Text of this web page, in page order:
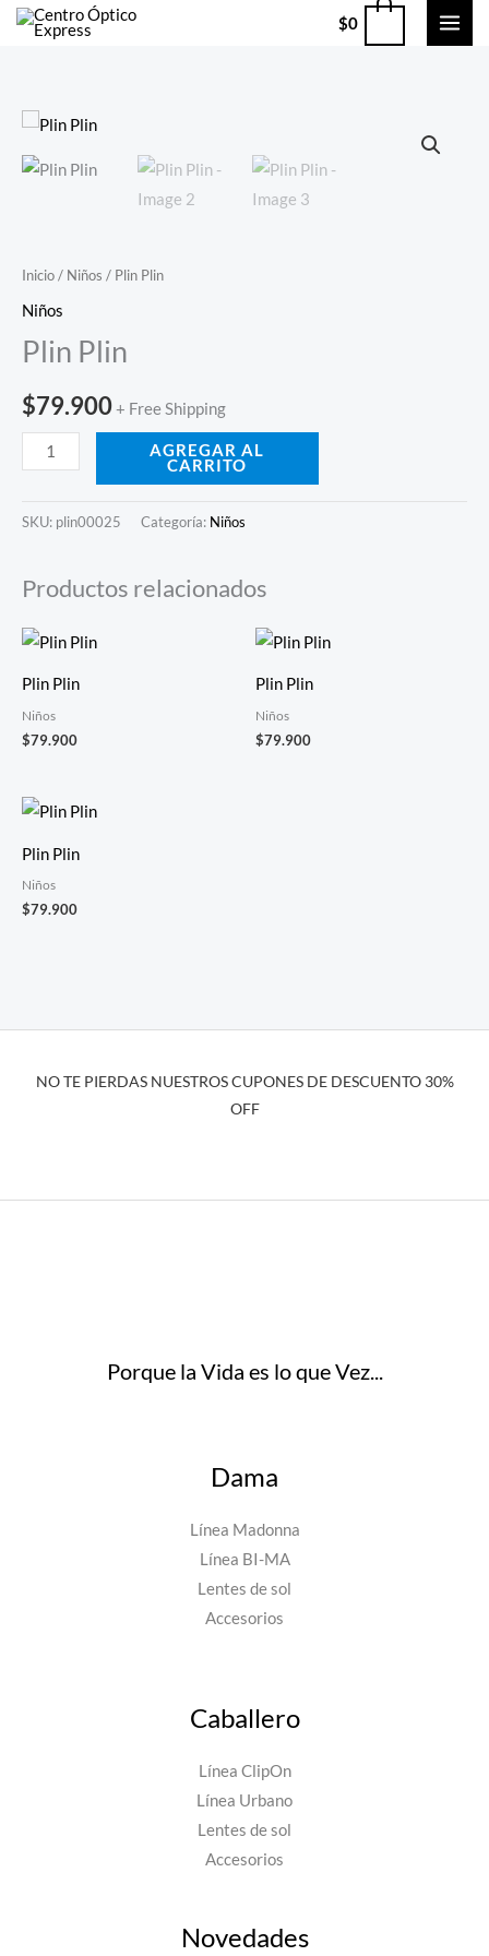
$0
Inicio/ Niños / Plin Plin
Niños
Plin Plin
$79.900+ Free Shipping
Plin
Plin
AGREGAR AL
CARRITO
SKU: plin00025 Categoría: Niños
Productos relacionados
Plin Plin
Niños
$79.900
Plin Plin
Niños
$79.900
Plin Plin
Niños
$79.900
NO TE PIERDAS NUESTROS CUPONES DE DESCUENTO 30%
OFF
Porque la Vida es lo que Vez...
Dama
Línea Madonna
Línea BI-MA
Lentes de sol
Accesorios
Caballero
Línea ClipOn
Línea Urbano
Lentes de sol
Accesorios
Novedades